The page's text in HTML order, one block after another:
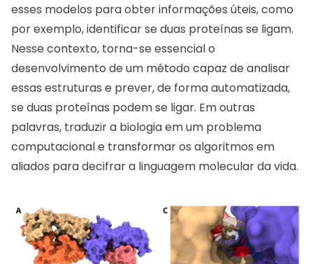
esses modelos para obter informações úteis, como
por exemplo, identificar se duas proteínas se ligam.
Nesse contexto, torna-se essencial o
desenvolvimento de um método capaz de analisar
essas estruturas e prever, de forma automatizada,
se duas proteínas podem se ligar. Em outras
palavras, traduzir a biologia em um problema
computacional e transformar os algoritmos em
aliados para decifrar a linguagem molecular da vida.